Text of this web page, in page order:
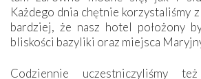
Każdego dnia chętnie korzystaliśmy
bardziej, że nasz hotel położony
bliskości bazyliki oraz miejsca
Codziennie uczestniczyliśmy